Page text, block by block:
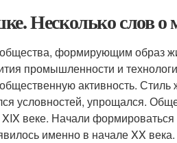
Несколько слов о
формирующим образ
промышленности и
активность.
условностей, упрощался.
XIX веке. Начали
именно в начале XX века.